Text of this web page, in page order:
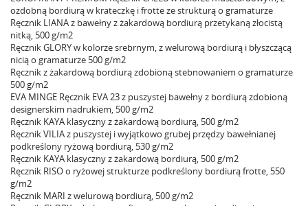
ozdobną bordiurą w krateczkę i frotte ze strukturą o gramaturze
Ręcznik LIANA z bawełny z żakardową bordiurą przetykaną złocistą
nitką, 500 g/m2
Ręcznik GLORY w kolorze srebrnym, z welurową bordiurą i błyszczącą
nicią o gramaturze 500 g/m2
Ręcznik z żakardową bordiurą zdobioną stebnowaniem o gramaturze
500 g/m2
EVA MINGE Ręcznik EVA 23 z puszystej bawełny z bordiurą zdobioną
designerskim nadrukiem, 500 g/m2
Ręcznik KAYA klasyczny z żakardową bordiurą, 500 g/m2
Ręcznik VILIA z puszystej i wyjątkowo grubej przędzy bawełnianej
podkreślony ryżową bordiurą, 530 g/m2
Ręcznik KAYA klasyczny z żakardową bordiurą, 500 g/m2
Ręcznik RISO o ryżowej strukturze podkreślony bordiurą frotte, 550
g/m2
Ręcznik MARI z welurową bordiurą, 500 g/m2